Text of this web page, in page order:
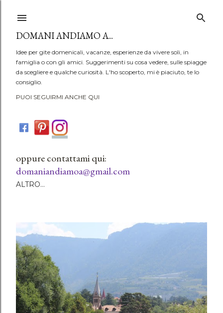
DOMANI ANDIAMO A...
Idee per gite domenicali, vacanze, esperienze da vivere soli, in
famiglia o con gli amici. Suggerimenti su cosa vedere, sulle spiagge
da scegliere e qualche curiosità. L'ho scoperto, mi è piaciuto, te lo
consiglio.
PUOI SEGUIRMI ANCHE QUI
oppure contattami qui:
domaniandiamoa@gmail.com
ALTRO…
P
o
s
t